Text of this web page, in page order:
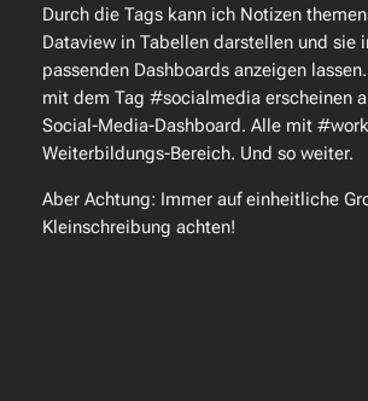
Durch die Tags kann ich Notizen
Dataview in Tabellen darstellen und sie
passenden Dashboards anzeigen
mit dem Tag #socialmedia erscheinen
Social-Media-Dashboard. Alle mit
Weiterbildungs-Bereich. Und so weiter.
Aber Achtung: Immer auf einheitliche
Kleinschreibung achten!